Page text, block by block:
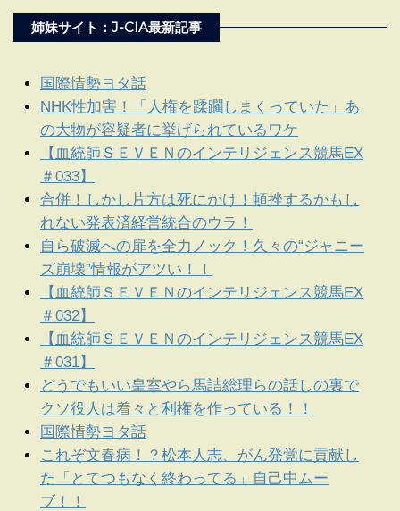
姉妹サイト：J-CIA最新記事
国際情勢ヨタ話
NHK性加害！「人権を蹂躙しまくっていた」あ
の大物が容疑者に挙げられているワケ
【血統師ＳＥＶＥＮのインテリジェンス競馬EX
＃033】
合併！しかし片方は死にかけ！頓挫するかもし
れない発表済経営統合のウラ！
自ら破滅への扉を全力ノック！久々の“ジャニー
ズ崩壊”情報がアツい！！
【血統師ＳＥＶＥＮのインテリジェンス競馬EX
＃032】
【血統師ＳＥＶＥＮのインテリジェンス競馬EX
＃031】
どうでもいい皇室やら馬詰総理らの話しの裏で
クソ役人は着々と利権を作っている！！
国際情勢ヨタ話
これぞ文春病！？松本人志、がん発覚に貢献し
た「とてつもなく終わってる」自己中ムー
ブ！！